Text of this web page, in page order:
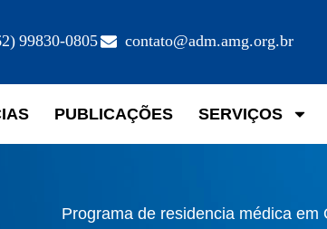
99830-0805 contato@adm.amg.org.br
PUBLICAÇÕES SERVIÇOS
Programa de residencia médica em